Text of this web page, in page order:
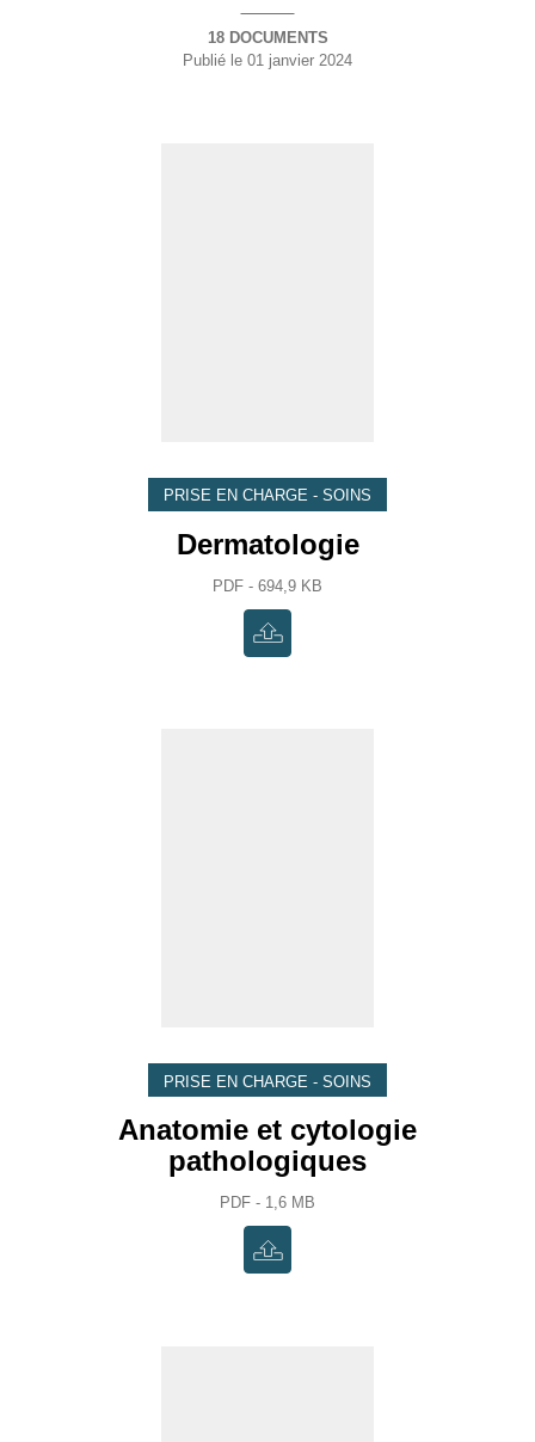
18 DOCUMENTS
Publié le 01 janvier 2024
PRISE EN CHARGE - SOINS
Dermatologie
PDF - 694,9 KB
PRISE EN CHARGE - SOINS
Anatomie et cytologie
pathologiques
PDF - 1,6 MB